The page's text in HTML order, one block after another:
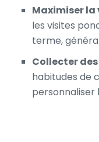
Maximiser la
les visites
terme,
Collecter
habitudes de
personnaliser